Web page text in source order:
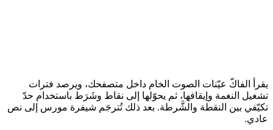
يقرأ الفاكّ عيّنات الصوت الخام داخل متصفحك، ويرصد فترات
تشغيل النغمة وإيقافها، ثم يحوّلها إلى نقاط وشَرَط باستخدام حدّ
تكيّفي بين النقطة والشَّرطة. بعد ذلك تُترجَم شيفرة مورس إلى نص
عادي.